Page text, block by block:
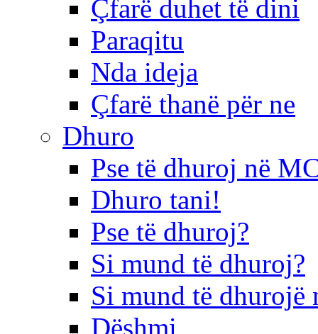
Çfarë duhet të dini
Paraqitu
Nda ideja
Çfarë thanë për ne
Dhuro
Pse të dhuroj në
Dhuro tani!
Pse të dhuroj?
Si mund të dhuroj?
Si mund të dhurojë
Dëshmi